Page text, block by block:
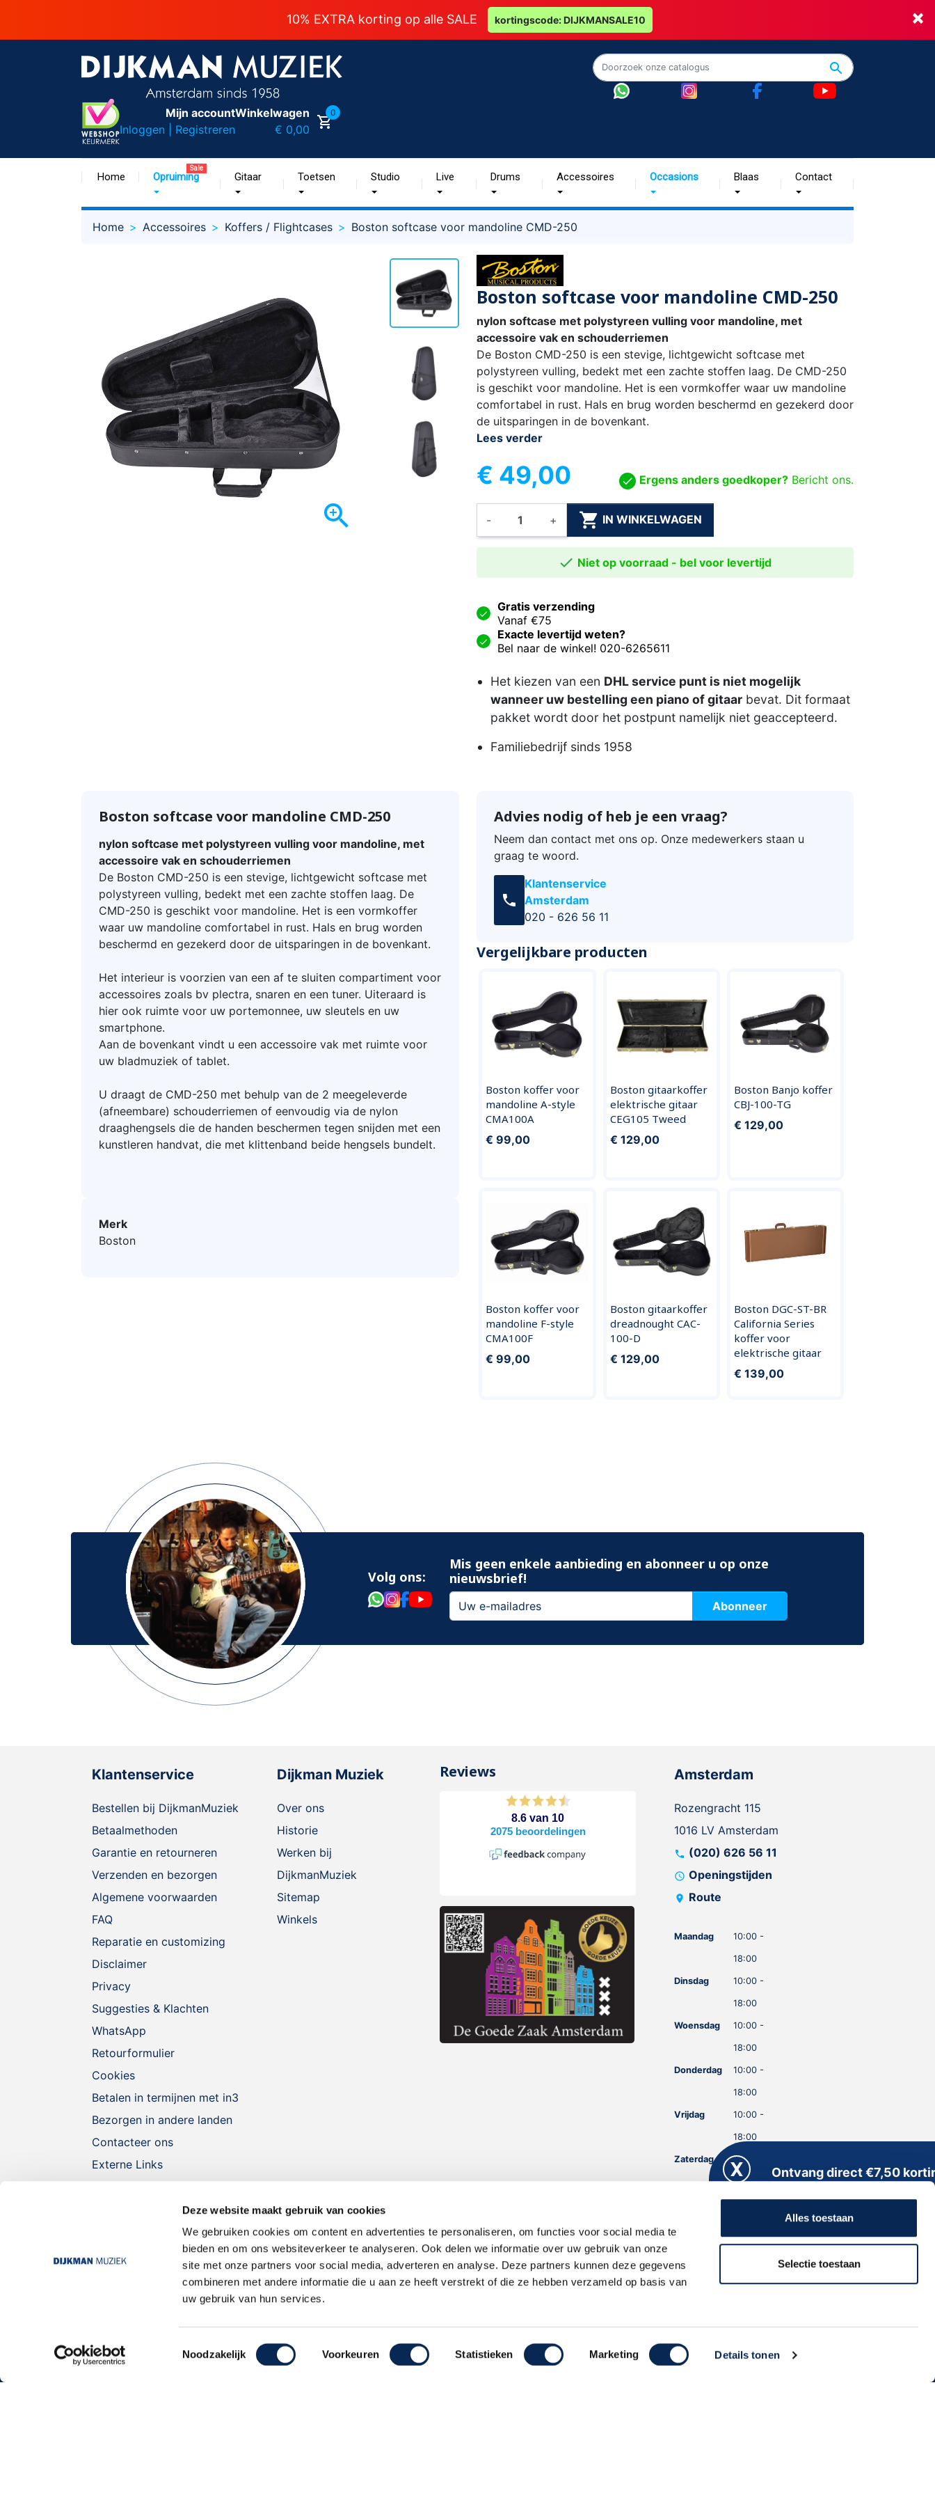
Deze website maakt gebruik van cookies
We gebruiken cookies om content en advertenties te personaliseren, om functies voor social media te
bieden en om ons websiteverkeer te analyseren. Ook delen we informatie over uw gebruik van onze
site met onze partners voor social media, adverteren en analyse. Deze partners kunnen deze gegevens
combineren met andere informatie die u aan ze heeft verstrekt of die ze hebben verzameld op basis van
uw gebruik van hun services.
Toestemmingsselectie
Noodzakelijk Voorkeuren Statistieken Marketing Details tonen
Alles toestaan
Selectie toestaan
×
10% EXTRA korting op alle SALE kortingscode: DIJKMANSALE10
Mijn account
Inloggen | Registreren
Winkelwagen
€ 0,00
0
Home Opruiming
Sale
Gitaar Toetsen Studio Live Drums Accessoires Occasions Blaas Contact
Home Accessoires Koffers / Flightcases Boston softcase voor mandoline CMD-250

Boston softcase voor mandoline CMD-250
nylon softcase met polystyreen vulling voor mandoline, met
accessoire vak en schouderriemen
De Boston CMD-250 is een stevige, lichtgewicht softcase met
polystyreen vulling, bedekt met een zachte stoffen laag. De CMD-250
is geschikt voor mandoline. Het is een vormkoffer waar uw mandoline
comfortabel in rust. Hals en brug worden beschermd en gezekerd door
de uitsparingen in de bovenkant.
Lees verder
€ 49,00 Ergens anders goedkoper? Bericht ons.
- +  IN WINKELWAGEN
 Niet op voorraad - bel voor levertijd
Gratis verzending
Vanaf €75
Exacte levertijd weten?
Bel naar de winkel! 020-6265611
Het kiezen van een DHL service punt is niet mogelijk
wanneer uw bestelling een piano of gitaarbevat. Dit formaat
pakket wordt door het postpunt namelijk niet geaccepteerd.
Familiebedrijf sinds 1958
Boston softcase voor mandoline CMD-250
nylon softcase met polystyreen vulling voor mandoline, met
accessoire vak en schouderriemen
De Boston CMD-250 is een stevige, lichtgewicht softcase met
polystyreen vulling, bedekt met een zachte stoffen laag. De
CMD-250 is geschikt voor mandoline. Het is een vormkoffer
waar uw mandoline comfortabel in rust. Hals en brug worden
beschermd en gezekerd door de uitsparingen in de bovenkant.
Het interieur is voorzien van een af te sluiten compartiment voor
accessoires zoals bv plectra, snaren en een tuner. Uiteraard is
hier ook ruimte voor uw portemonnee, uw sleutels en uw
smartphone.
Aan de bovenkant vindt u een accessoire vak met ruimte voor
uw bladmuziek of tablet.
U draagt de CMD-250 met behulp van de 2 meegeleverde
(afneembare) schouderriemen of eenvoudig via de nylon
draaghengsels die de handen beschermen tegen snijden met een
kunstleren handvat, die met klittenband beide hengsels bundelt.
Merk
Boston
Advies nodig of heb je een vraag?
Neem dan contact met ons op. Onze medewerkers staan u
graag te woord.
call
Klantenservice
Amsterdam
020 - 626 56 11
Vergelijkbare producten
Boston koffer voor
mandoline A-style
CMA100A
€ 99,00
Boston gitaarkoffer
elektrische gitaar
CEG105 Tweed
€ 129,00
Boston Banjo koffer
CBJ-100-TG
€ 129,00
Boston koffer voor
mandoline F-style
CMA100F
€ 99,00
Boston gitaarkoffer
dreadnought CAC-
100-D
€ 129,00
Boston DGC-ST-BR
California Series
koffer voor
elektrische gitaar
€ 139,00
Volg ons:
Mis geen enkele aanbieding en abonneer u op onze
nieuwsbrief!
Abonneer
Klantenservice
Bestellen bij DijkmanMuziek
Betaalmethoden
Garantie en retourneren
Verzenden en bezorgen
Algemene voorwaarden
FAQ
Reparatie en customizing
Disclaimer
Privacy
Suggesties & Klachten
WhatsApp
Retourformulier
Cookies
Betalen in termijnen met in3
Bezorgen in andere landen
Contacteer ons
Externe Links
Dijkman Muziek
Over ons
Historie
Werken bij
DijkmanMuziek
Sitemap
Winkels
Reviews Amsterdam
Rozengracht 115
1016 LV Amsterdam
call (020) 626 56 11
schedule Openingstijden
location_on Route
Maandag 10:00 -
18:00
Dinsdag 10:00 -
18:00
Woensdag 10:00 -
18:00
Donderdag 10:00 -
18:00
Vrijdag 10:00 -
18:00
Zaterdag 10:00 -
18:00
Alle prijzen zijn inclusief 21% BTW, tenzij anders vermeld.
Dijkmanmuziek 2026 © | Alle rechten voorbehouden Realisatie De Websmid Algemene Voorwaarden | Privacy
Ontvang direct €7,50
Meld je aan voor onze nieuwsbrief en
direct een persoonlijke kortingscode